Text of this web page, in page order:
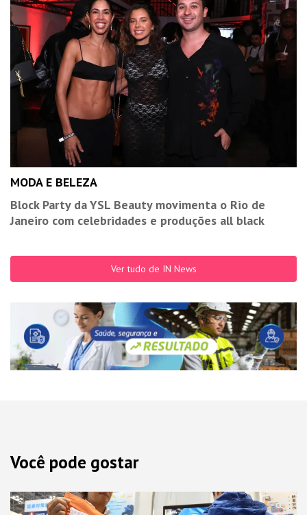
MODA E BELEZA
Block Party da YSL Beauty movimenta o Rio de
Janeiro com celebridades e produções all black
Ver tudo de IN News
Você pode gostar